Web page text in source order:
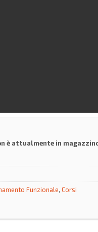
è attualmente in
Funzionale, Corsi